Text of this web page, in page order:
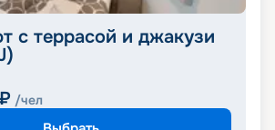
с террасой и джакузи
₽ /чел